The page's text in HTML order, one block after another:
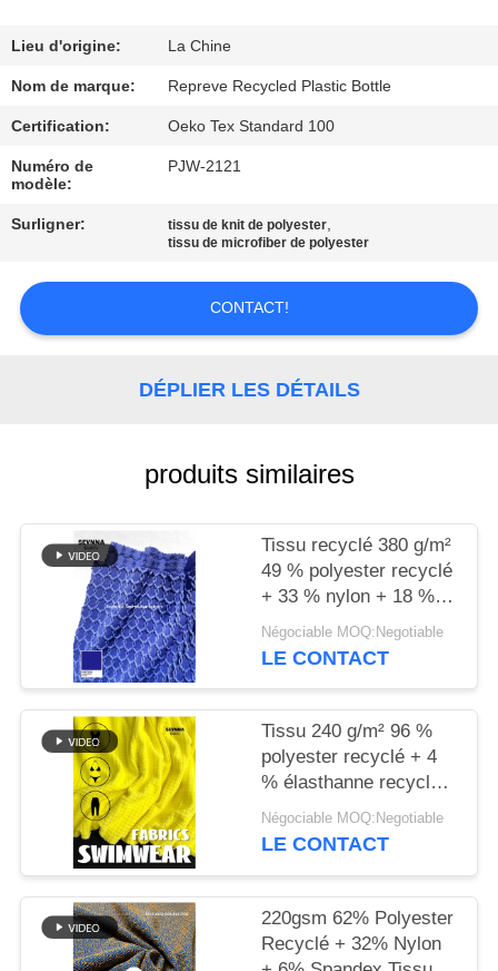
D'USINE
CONTRÔLE
DE
QUALITÉ
NOUS
NOUVELLES
PLAN
DU
PRIVACY
POLICY
Lieu d'origine: La Chine
Nom de marque: Repreve Recycled Plastic Bottle
Certification: Oeko Tex Standard 100
Numéro de
modèle:
PJW-2121
Surligner: tissu de knit de polyester,
tissu de microfiber de polyester
CONTACT!
DÉPLIER LES DÉTAILS
produits similaires
Tissu recyclé 380 g/m²
49 % polyester recyclé
+ 33 % nylon + 18 %
élasthanne pour tricot
circulaire
Négociable MOQ:Negotiable
LE CONTACT
Tissu 240 g/m² 96 %
polyester recyclé + 4
% élasthanne recyclé
pour tricot circulaire
Négociable MOQ:Negotiable
LE CONTACT
220gsm 62% Polyester
Recyclé + 32% Nylon